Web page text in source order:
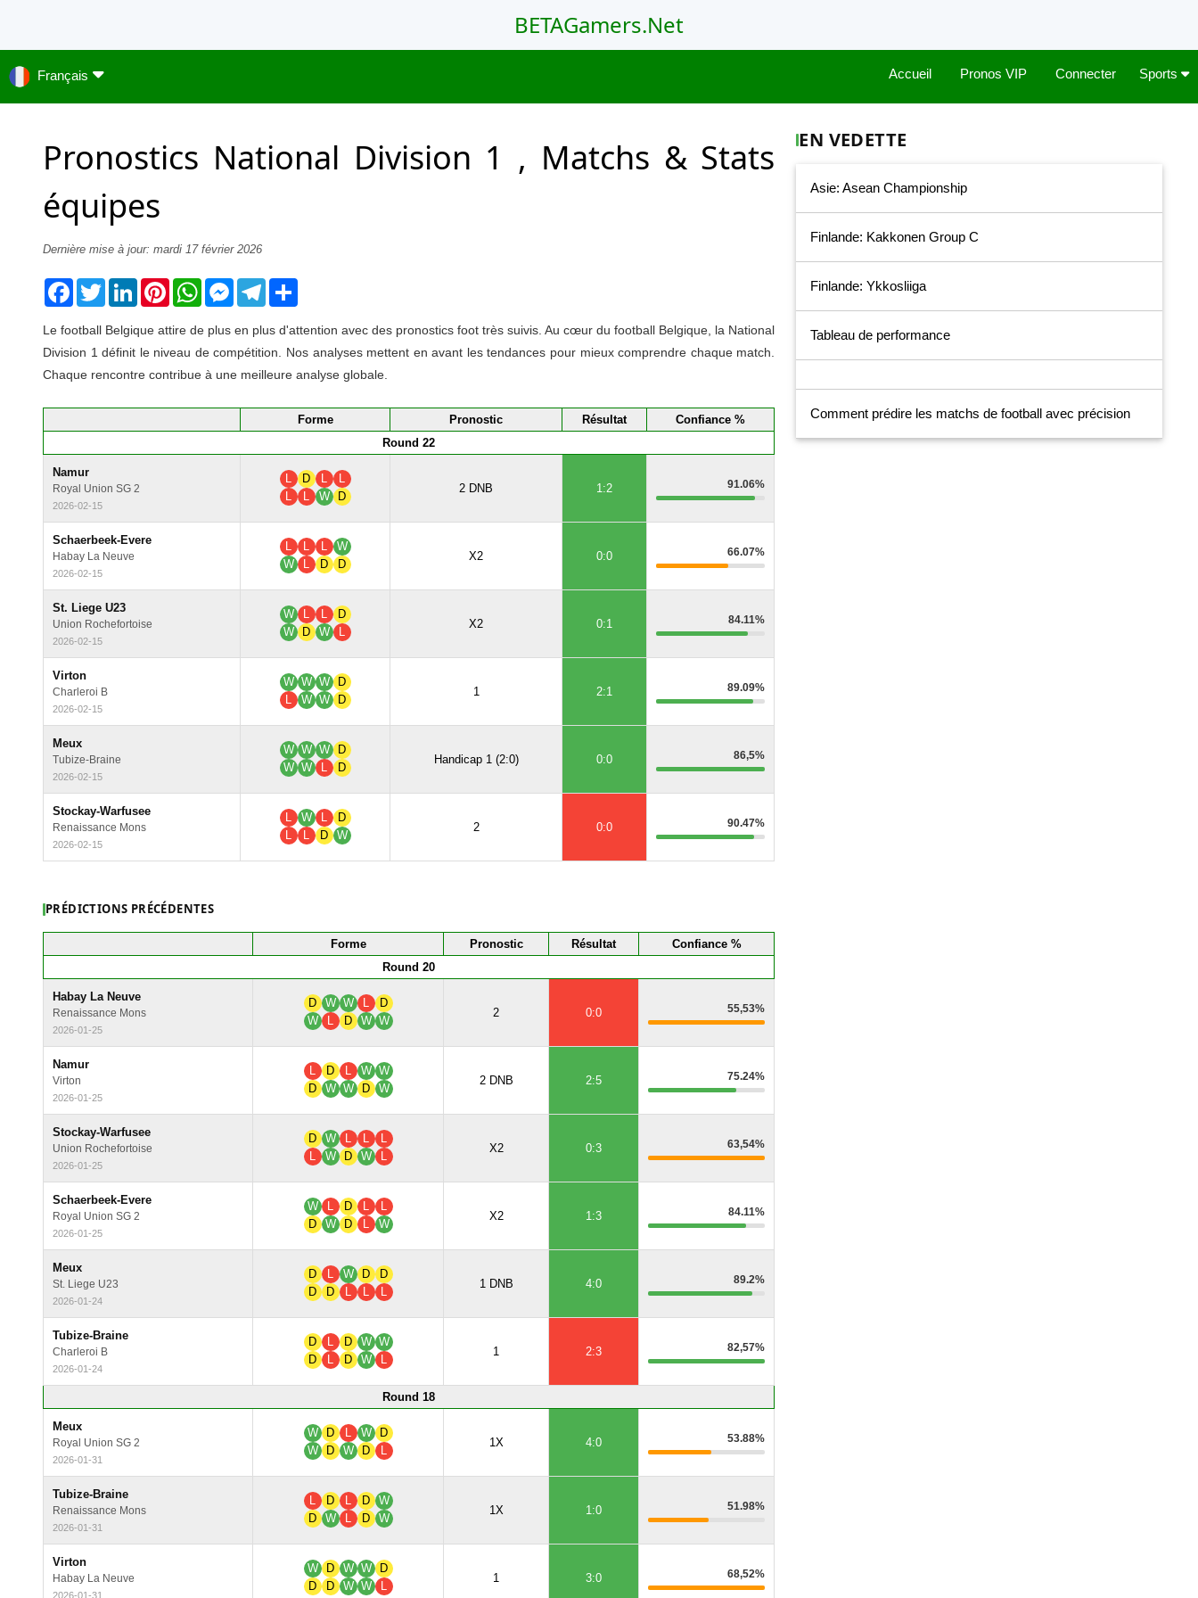
BETAGamers.Net
Français Sports
Connecter
Pronos VIP
Accueil
Pronostics National Division 1 , Matchs & Stats
équipes
Dernière mise à jour: mardi 17 février 2026
Facebook
TwitterLinkedInPinterestWhatsAppMessenger
Telegram
Le football Belgique attire de plus en plus d'attention avec des pronostics foot très suivis. Au cœur du football Belgique, la National
Division 1 définit le niveau de compétition. Nos analyses mettent en avant les tendances pour mieux comprendre chaque match.
Chaque rencontre contribue à une meilleure analyse globale.
Forme Pronostic Résultat
Confiance %
Round 22
Namur
Royal Union SG 2
2026-02-15
L D L
L
L
L W D
2 DNB 1:2 91.06%
Schaerbeek-Evere
Habay La Neuve
2026-02-15
L L L
W
W
L D D
X2 0:0 66.07%
St. Liege U23
Union Rochefortoise
2026-02-15
W L L
D
W
D W L
X2 0:1 84.11%
Virton
Charleroi B
2026-02-15
W W W
D
L
W W D
1 2:1 89.09%
Meux
Tubize-Braine
2026-02-15
W W W
D
W W L D
Handicap 1 (2:0) 0:0 86,5%
Stockay-Warfusee
Renaissance Mons
2026-02-15
L W L
D
L
L D W
2 0:0 90.47%
PRÉDICTIONS PRÉCÉDENTES
Forme Pronostic Résultat
Confiance %
Round 20
Habay La Neuve
Renaissance Mons
2026-01-25
D W W L
D
W
L D W W
2 0:0 55,53%
Namur
Virton
2026-01-25
L D L W W
D
W W D W
2 DNB 2:5 75.24%
Stockay-Warfusee
Union Rochefortoise
2026-01-25
D W L L
L
L
W D W L
X2 0:3 63,54%
Schaerbeek-Evere
Royal Union SG 2
2026-01-25
W L D L
L
D
W D L W
X2 1:3 84.11%
Meux
St. Liege U23
2026-01-24
D L W D
D
D
D L L L
1 DNB 4:0 89.2%
Tubize-Braine
Charleroi B
2026-01-24
D L D W W
D
L D W L
1 2:3 82,57%
Round 18
Meux
Royal Union SG 2
2026-01-31
W D L W
D
W
D W D L
1X 4:0 53.88%
Tubize-Braine
Renaissance Mons
2026-01-31
L D L D
W
D
W L D W
1X 1:0 51.98%
Virton
Habay La Neuve
2026-01-31
W D W W
D
D
D W W L
1 3:0 68,52%
EN VEDETTE
Asie: Asean Championship
Finlande: Kakkonen Group C
Finlande: Ykkosliiga
Tableau de performance
Comment prédire les matchs de football avec précision